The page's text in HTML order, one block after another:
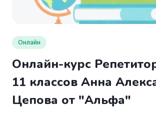
Онлайн
Онлайн-курс
11 классов Анна
Цепова от "Альфа"